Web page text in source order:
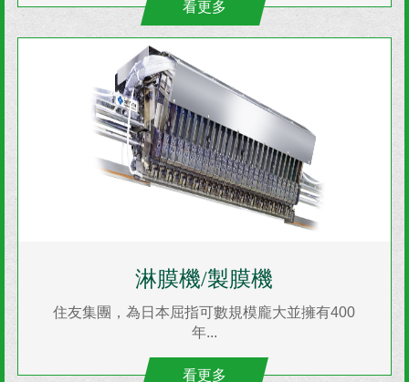
看更多
淋膜機/製膜機
住友集團，為日本屈指可數規模龐大並擁有400
年...
看更多